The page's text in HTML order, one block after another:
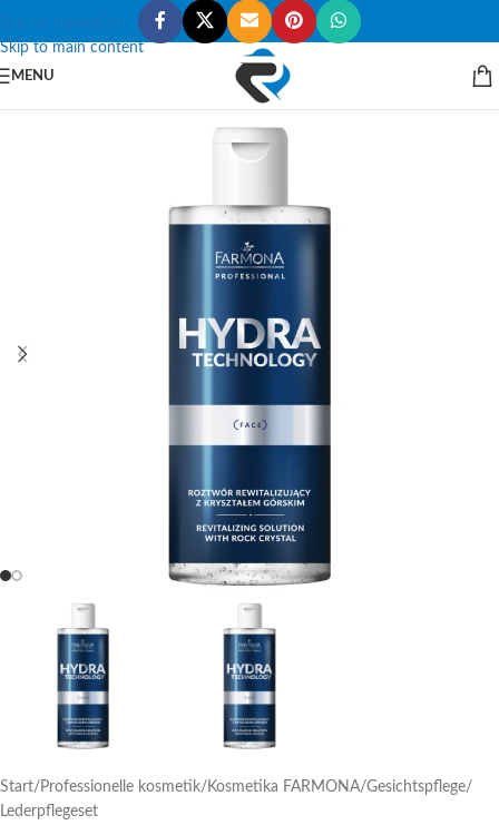
Skip to navigation
Skip to main content
MENU
Start/ Professionelle kosmetik/ Kosmetika FARMONA/Gesichtspflege/
Lederpflegeset